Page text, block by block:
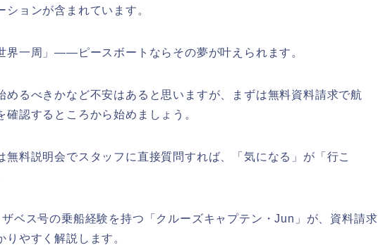
ションが含まれています。
界一周」——ピースボートならその夢が叶えられます。
めるべきかなど不安はあると思いますが、まずは無料資料請求で航
確認するところから始めましょう。
無料説明会でスタッフに直接質問すれば、「気になる」が「行こ
ベス号の乗船経験を持つ「クルーズキャプテン・Jun」が、資料請求
りやすく解説します。